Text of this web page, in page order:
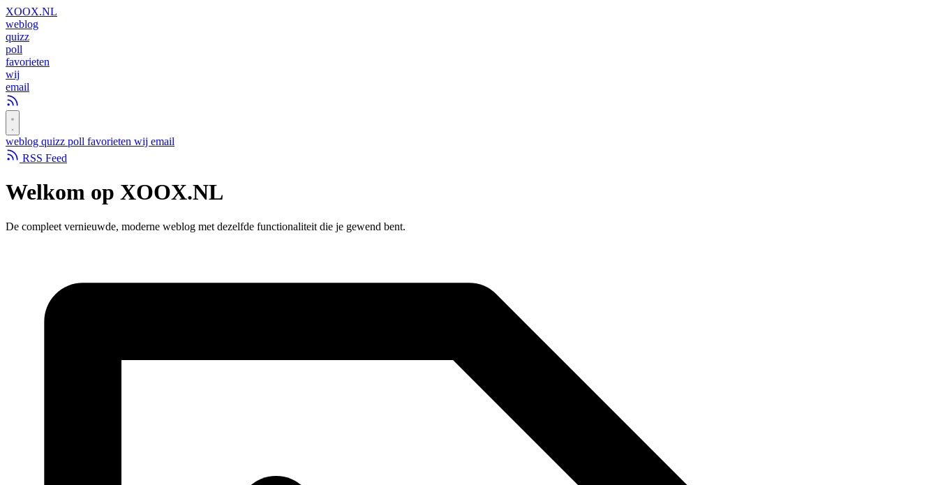
XOOX.NL
weblog
quizz
poll
favorieten
wij
email
weblog quizz poll favorieten wij email
RSS Feed
Welkom op XOOX.NL
De compleet vernieuwde, moderne weblog met dezelfde functionaliteit die je gewend bent.